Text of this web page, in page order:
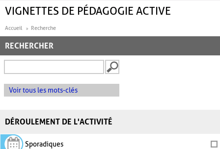
VIGNETTES DE PÉDAGOGIE ACTIVE
Accueil Recherche
RECHERCHER
Voir tous les mots-clés
DÉROULEMENT DE L'ACTIVITÉ
Sporadiques